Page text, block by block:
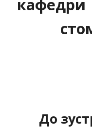
кафедри
До